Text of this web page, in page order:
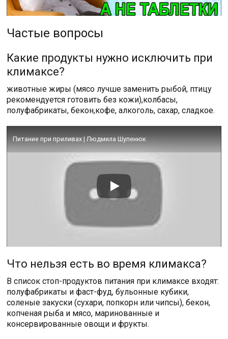
Частые вопросы
Какие продукты нужно исключить при
климаксе?
животные жиры (мясо лучше заменить рыбой, птицу
рекомендуется готовить без кожи),колбасы,
полуфабрикаты, бекон,кофе, алкоголь, сахар, сладкое.
Питание при приливах | Людмила Шупенюк
Что нельзя есть во время климакса?
В список стоп-продуктов питания при климаксе входят:
полуфабрикаты и фаст-фуд, бульонные кубики,
соленые закуски (сухари, попкорн или чипсы), бекон,
копченая рыба и мясо, маринованные и
консервированные овощи и фрукты.